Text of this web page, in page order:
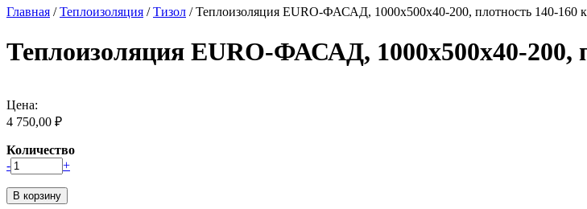
Главная /Теплоизоляция /Тизол /Теплоизоляция EURO-ФАСАД, 1000х500х40-200, плотность 140-160
Теплоизоляция EURO-ФАСАД, 1000х500х40-200,
Цена:
4 750,00 ₽
Количество
-
+